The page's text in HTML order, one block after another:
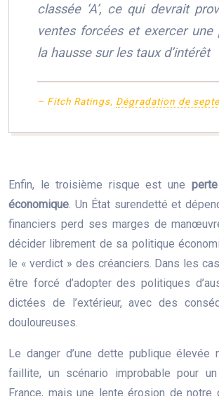
classée ‘A’, ce qui devrait
ventes forcées et exercer une
la hausse sur les taux d’intérêt
– Fitch Ratings, Dégradation de
Enfin, le troisième risque est une
économique . Un État surendetté et
financiers perd ses marges de
décider librement de sa politique
le « verdict » des créanciers. Dans les
être forcé d’adopter des politiques
dictées de l’extérieur, avec des
douloureuses.
Le danger d’une dette publique élevée
faillite, un scénario improbable pour
France, mais une lente érosion de notre